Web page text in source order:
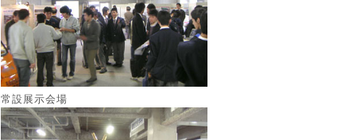
常設展示会場